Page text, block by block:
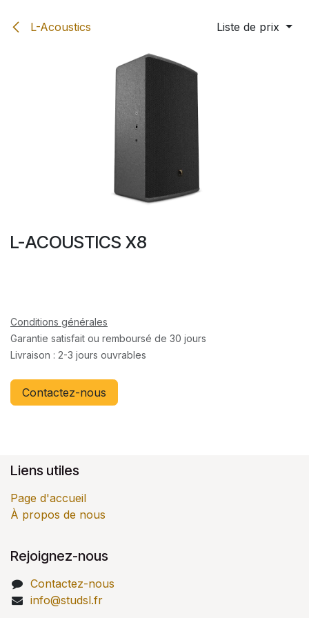
L-Acoustics
Liste de prix
L-ACOUSTICS X8
Conditions générales
Garantie satisfait ou remboursé de 30 jours
Livraison : 2-3 jours ouvrables
Contactez-nous
Liens utiles
Page d'accueil
À propos de nous
Rejoignez-nous
Contactez-nous
info@studsl.fr